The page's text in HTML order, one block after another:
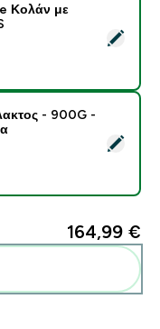
Active Κολάν με
Κολάν με
Ορού Γάλακτος -
- 900G -
164,99 €‎